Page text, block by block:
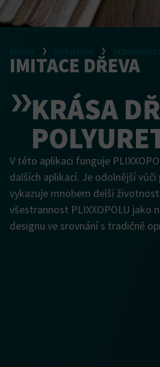
IMITACE DŘEVA
KRÁSA
V této aplikaci funguje
dalších aplikací. Je odolnější
vykazuje mnohem delší
všestrannost PLIXXOPOLU jako
designu ve srovnání s tradičně